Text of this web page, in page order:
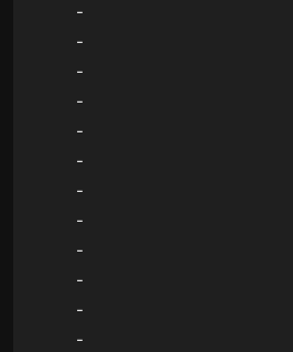
-
-
-
-
-
-
-
-
-
-
-
-